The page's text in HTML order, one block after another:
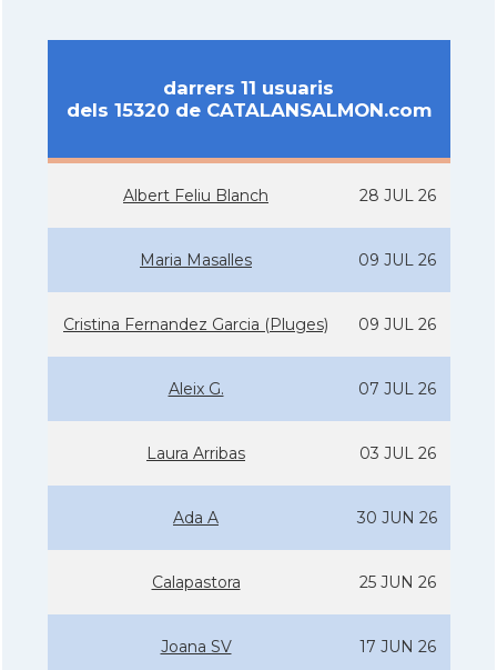
darrers 11 usuaris
dels 15320 de CATALANSALMON.com
Albert Feliu Blanch 28 JUL 26
Maria Masalles 09 JUL 26
Cristina Fernandez Garcia (Pluges) 09 JUL 26
Aleix G. 07 JUL 26
Laura Arribas 03 JUL 26
Ada A 30 JUN 26
Calapastora 25 JUN 26
Joana SV 17 JUN 26